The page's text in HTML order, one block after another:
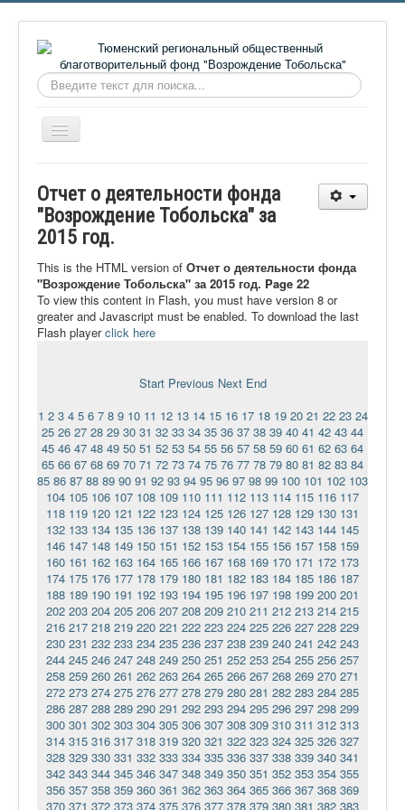
Искать...
Включить/
выключить
О фонде
Онлайн библиотека
Видеоматериалы
Контакты
Сайт проекта Достоевский
Отчет о деятельности фонда
"Возрождение Тобольска" за
2015 год.
This is the HTML version of Отчет о деятельности фонда
"Возрождение Тобольска" за 2015 год. Page 22
To view this content in Flash, you must have version 8 or
greater and Javascript must be enabled. To download the last
Flash playerclick here
Start Previous Next End
1 2 3 4 5 6 7 8 9 10 11 12 13 14 15 16 17 18 19 20 21 22 23 24
25 26 27 28 29 30 31 32 33 34 35 36 37 38 39 40 41 42 43 44
45 46 47 48 49 50 51 52 53 54 55 56 57 58 59 60 61 62 63 64
65 66 67 68 69 70 71 72 73 74 75 76 77 78 79 80 81 82 83 84
85 86 87 88 89 90 91 92 93 94 95 96 97 98 99 100 101 102 103
104 105 106 107 108 109 110 111 112 113 114 115 116 117
118 119 120 121 122 123 124 125 126 127 128 129 130 131
132 133 134 135 136 137 138 139 140 141 142 143 144 145
146 147 148 149 150 151 152 153 154 155 156 157 158 159
160 161 162 163 164 165 166 167 168 169 170 171 172 173
174 175 176 177 178 179 180 181 182 183 184 185 186 187
188 189 190 191 192 193 194 195 196 197 198 199 200 201
202 203 204 205 206 207 208 209 210 211 212 213 214 215
216 217 218 219 220 221 222 223 224 225 226 227 228 229
230 231 232 233 234 235 236 237 238 239 240 241 242 243
244 245 246 247 248 249 250 251 252 253 254 255 256 257
258 259 260 261 262 263 264 265 266 267 268 269 270 271
272 273 274 275 276 277 278 279 280 281 282 283 284 285
286 287 288 289 290 291 292 293 294 295 296 297 298 299
300 301 302 303 304 305 306 307 308 309 310 311 312 313
314 315 316 317 318 319 320 321 322 323 324 325 326 327
328 329 330 331 332 333 334 335 336 337 338 339 340 341
342 343 344 345 346 347 348 349 350 351 352 353 354 355
356 357 358 359 360 361 362 363 364 365 366 367 368 369
370 371 372 373 374 375 376 377 378 379 380 381 382 383